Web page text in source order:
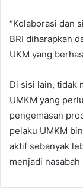
“Kolaborasi dan
BRI diharapkan
UKM yang
Di sisi lain, tidak
UMKM yang
pengemasan
pelaku UMKM
aktif sebanyak
menjadi nasabah